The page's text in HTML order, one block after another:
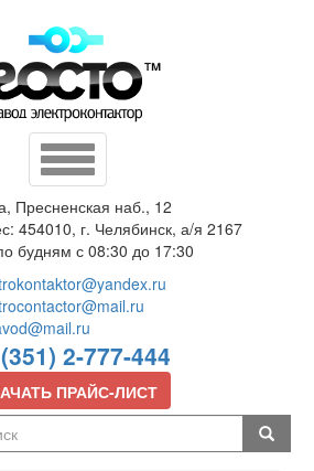
Toggle
navigation
Пресненская наб., 12
454010, г. Челябинск, а/я 2167
будням с 08:30 до 17:30
2-777-444
ПРАЙС-ЛИСТ